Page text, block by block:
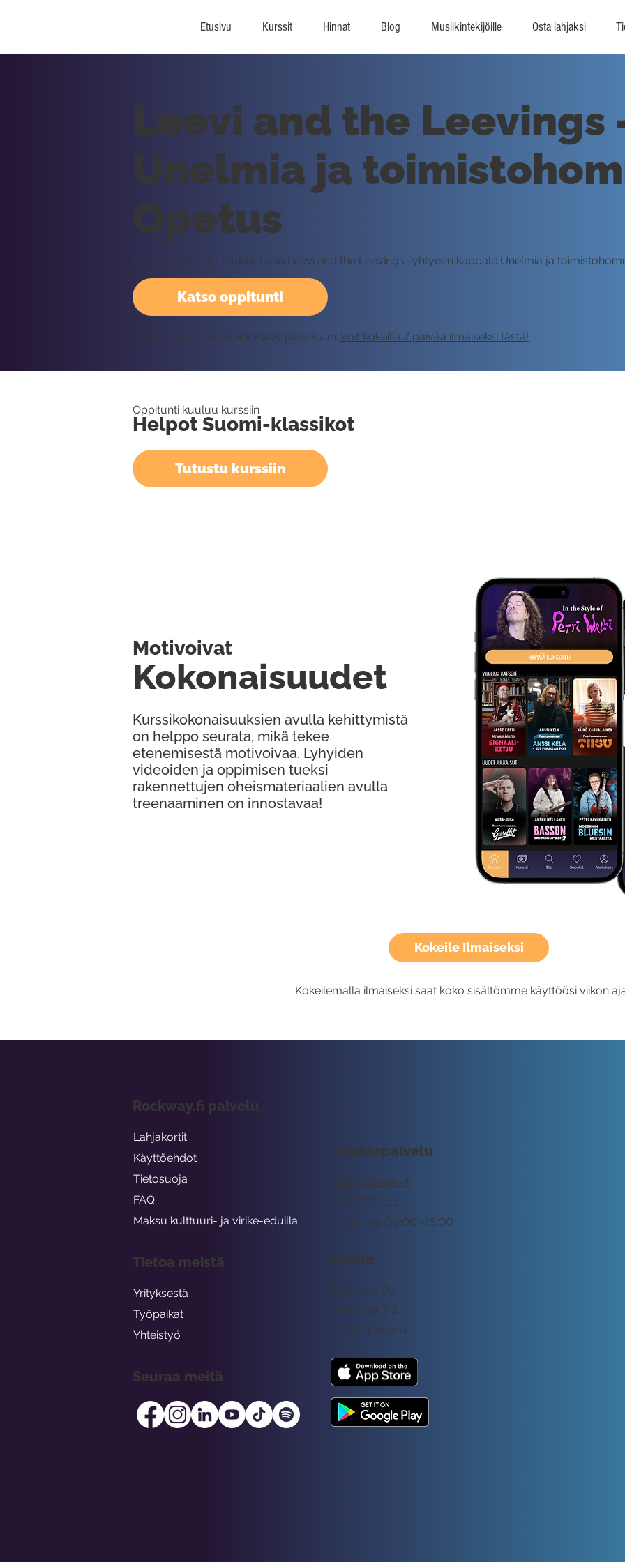
Etusivu Kurssit Hinnat Blog Musiikintekijöille Osta lahjaksi
Kokeile Ilmaiseksi
Kokeilemalla ilmaiseksi saat koko sisältömme käyttöösi viikon
Katso oppitunti
Leevi and the Leevings
Unelmia ja
Opetus
Tällä oppitunnilla harjoitellaan Leevi and the Leevings -yhtyeen kappale Unelmia ja
Vaatii kirjautumisen Rockway palveluun. Voit kokeilla 7 päivää ilmaiseksi tästä!
Oppitunti kuuluu kurssiin
Helpot Suomi-klassikot
Tutustu kurssiin
Kurssikokonaisuuksien avulla kehittymistä
on helppo seurata, mikä tekee
etenemisestä motivoivaa. Lyhyiden
videoiden ja oppimisen tueksi
rakennettujen oheismateriaalien avulla
treenaaminen on innostavaa!
Kokonaisuudet
Motivoivat
Asiakaspalvelu
tuki@rockway.fi
Arkisin klo 09:00 -15:00
045 7731 1111
Osoite
Rockway Oy
Lemuntie 3-5
00510 Helsinki
Rockway.fi palvelu
Lahjakortit
Käyttöehdot
Tietosuoja
FAQ
Maksu kulttuuri- ja virike-eduilla
Tietoa meistä
Yrityksestä
Työpaikat
Yhteistyö
Seuraa meitä